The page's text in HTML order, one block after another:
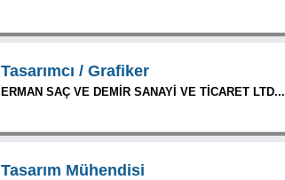
Tasarımcı / Grafiker
ERMAN SAÇ VE DEMİR SANAYİ VE TİCARET LTD...
Tasarım Mühendisi